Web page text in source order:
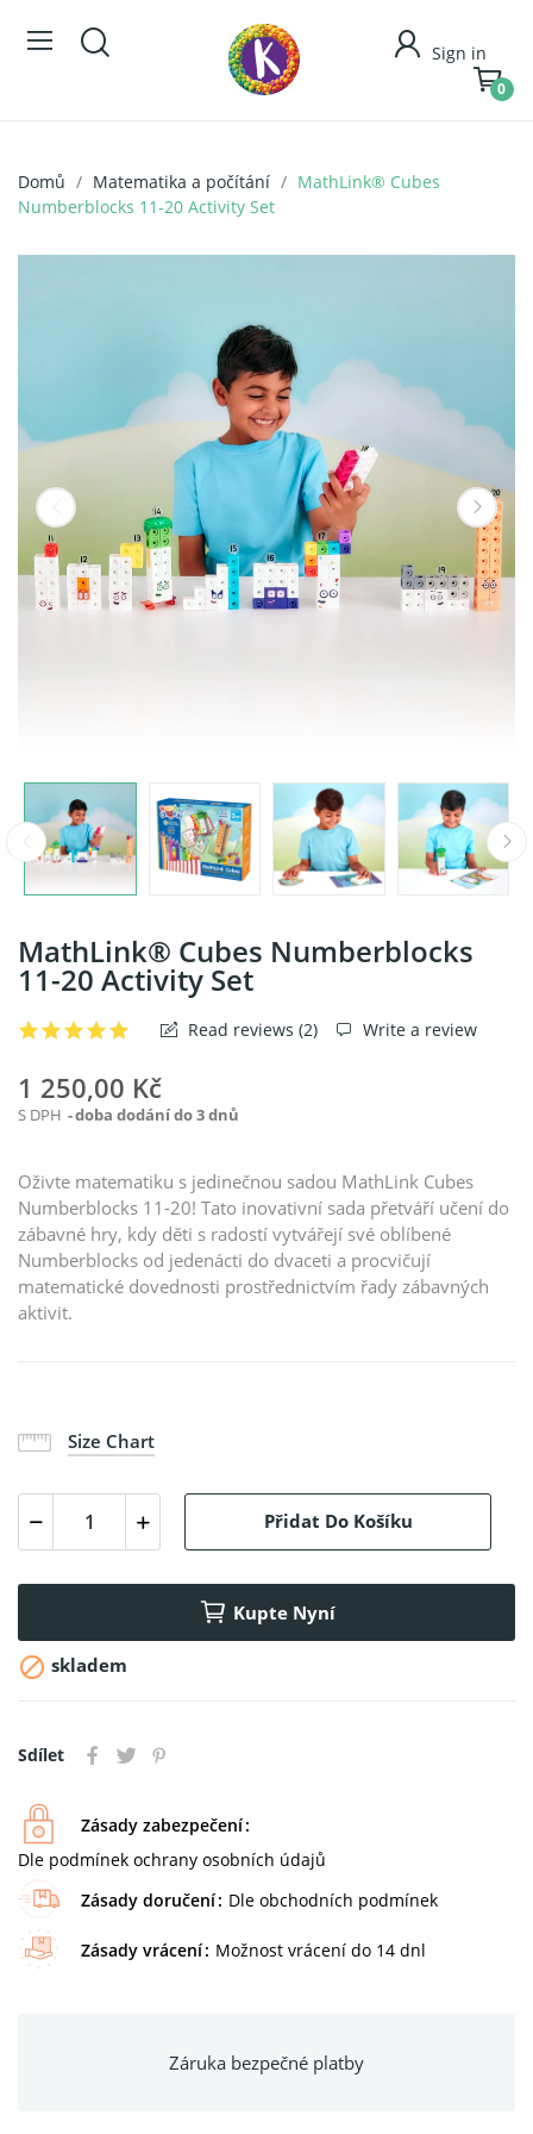
Sign in
0
Domů Matematika a počítání
MathLink® Cubes
Numberblocks 11-20 Activity Set
MathLink® Cubes Numberblocks
11-20 Activity Set
Read reviews (2) Write a review
1 250,00 Kč
S DPH doba dodání do 3 dnů
Oživte matematiku s jedinečnou sadou MathLink Cubes
Numberblocks 11-20! Tato inovativní sada přetváří učení do
zábavné hry, kdy děti s radostí vytvářejí své oblíbené
Numberblocks od jedenácti do dvaceti a procvičují
matematické dovednosti prostřednictvím řady zábavných
aktivit.
Size Chart
Přidat Do Košíku
Kupte Nyní
 skladem
Sdílet
Zásady zabezpečení
Dle podmínek ochrany osobních údajů
Zásady doručení
Dle obchodních podmínek
Zásady vrácení Možnost vrácení do 14 dnl
Záruka bezpečné platby